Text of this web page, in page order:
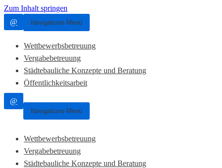
Zum Inhalt springen
@
Navigations-Menü
Wettbewerbsbetreuung
Vergabebetreuung
Städtebauliche Konzepte und Beratung
Öffentlichkeitsarbeit
@
Navigations-Menü
Wettbewerbsbetreuung
Vergabebetreuung
Städtebauliche Konzepte und Beratung